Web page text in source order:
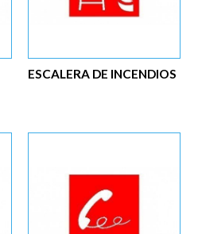
ESCALERA DE INCENDIOS